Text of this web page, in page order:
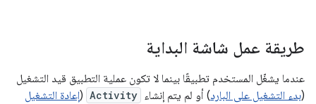
طريقة عمل شاشة البداية
عندما يشغّل المستخدم تطبيقًا بينما لا تكون عملية التطبيق قيد التشغيل
(بدء التشغيل على البارد) أو لم يتم إنشاء Activity
(إعادة التشغيل